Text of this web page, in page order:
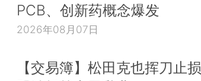
PCB、创新药概念爆发
2026年08月07日
【交易簿】松田克也挥刀止损